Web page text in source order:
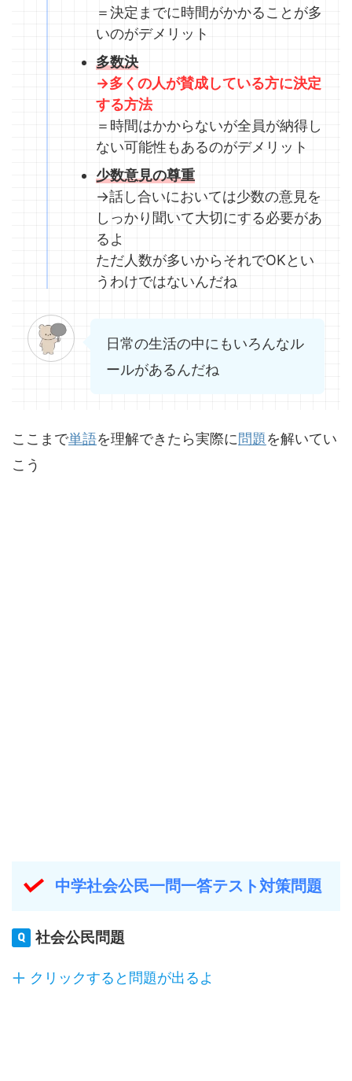
＝決定までに時間がかかることが多
いのがデメリット
多数決
→多くの人が賛成している方に決定
する方法
＝時間はかからないが全員が納得し
ない可能性もあるのがデメリット
少数意見の尊重
→話し合いにおいては少数の意見を
しっかり聞いて大切にする必要があ
るよ
ただ人数が多いからそれでOKとい
うわけではないんだね
日常の生活の中にもいろんなル
ールがあるんだね
ここまで単語を理解できたら実際に問題を解いてい
こう
中学社会公民一問一答テスト対策問題
社会公民問題
クリックすると問題が出るよ